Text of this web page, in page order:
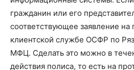
гражданин или его
соответствующее заявление на
клиентской службе ОСФР по
МФЦ. Сделать это можно в
действия полиса, то есть на